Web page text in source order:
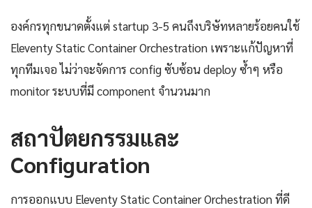
องค์กรทุกขนาดตั้งแต่ startup 3-5 คนถึงบริษัทหลายร้อยคนใช้
Eleventy Static Container Orchestration เพราะแก้ปัญหาที่
ทุกทีมเจอ ไม่ว่าจะจัดการ config ซับซ้อน deploy ซ้ำๆ หรือ
monitor ระบบที่มี component จำนวนมาก
สถาปัตยกรรมและ
Configuration
การออกแบบ Eleventy Static Container Orchestration ที่ดี